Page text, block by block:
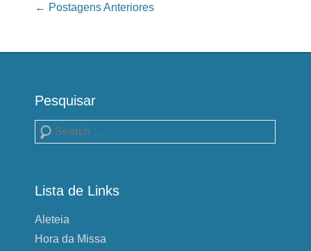
Navegação das Postagens
← Postagens Anteriores
Pesquisar
Pesquisa
Lista de Links
Aleteia
Hora da Missa